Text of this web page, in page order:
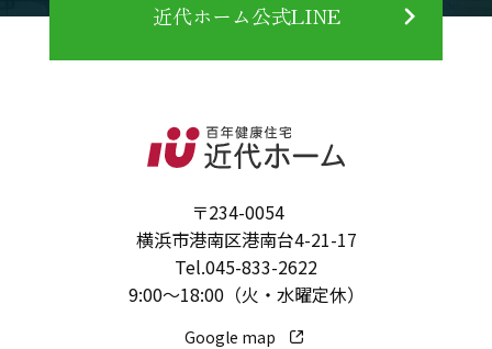
近代ホーム公式LINE
〒234-0054
横浜市港南区港南台4-21-17
Tel.045-833-2622
9:00～18:00（火・水曜定休）
Google map